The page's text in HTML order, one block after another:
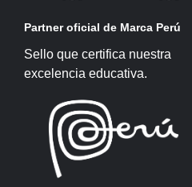
Partner oficial de Marca Perú
Sello que certifica nuestra
excelencia educativa.